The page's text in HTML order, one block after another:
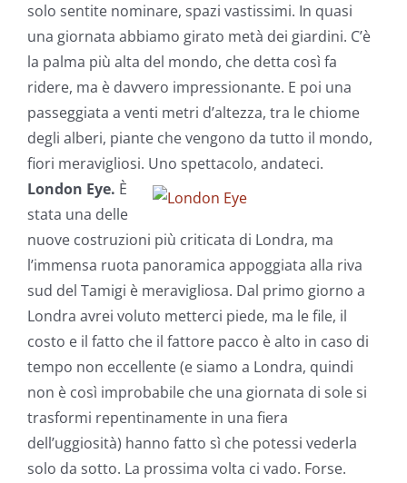
solo sentite nominare, spazi vastissimi. In quasi
una giornata abbiamo girato metà dei giardini. C’è
la palma più alta del mondo, che detta così fa
ridere, ma è davvero impressionante. E poi una
passeggiata a venti metri d’altezza, tra le chiome
degli alberi, piante che vengono da tutto il mondo,
fiori meravigliosi. Uno spettacolo, andateci.
London Eye. È
stata una delle
nuove costruzioni più criticata di Londra, ma
l’immensa ruota panoramica appoggiata alla riva
sud del Tamigi è meravigliosa. Dal primo giorno a
Londra avrei voluto metterci piede, ma le file, il
costo e il fatto che il fattore pacco è alto in caso di
tempo non eccellente (e siamo a Londra, quindi
non è così improbabile che una giornata di sole si
trasformi repentinamente in una fiera
dell’uggiosità) hanno fatto sì che potessi vederla
solo da sotto. La prossima volta ci vado. Forse.